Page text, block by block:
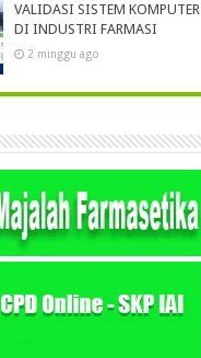
VALIDASI SISTEM KOMPUTER
DI INDUSTRI FARMASI
2 minggu ago